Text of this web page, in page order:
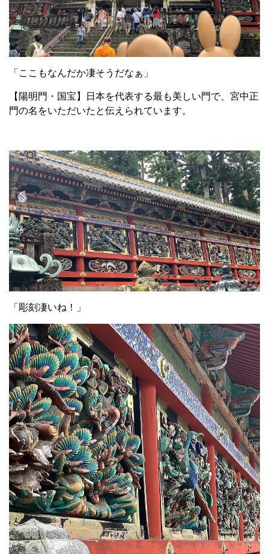
「ここもなんだか凄そうだなぁ」
【陽明門・国宝】日本を代表する最も美しい門で、宮中正
門の名をいただいたと伝えられています。
「彫刻凄いね！」